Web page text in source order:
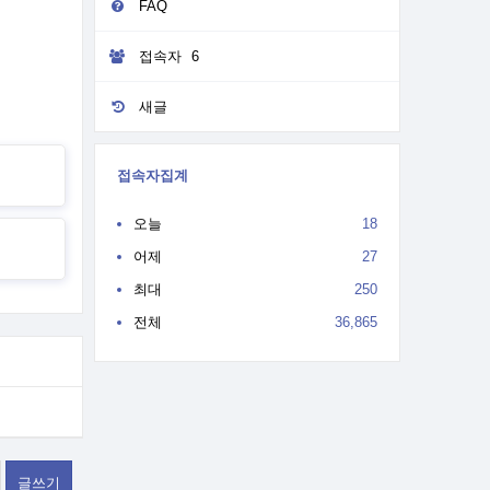
글쓰기
FAQ
접속자 6
새글
접속자집계
오늘
18
어제
27
최대
250
전체
36,865